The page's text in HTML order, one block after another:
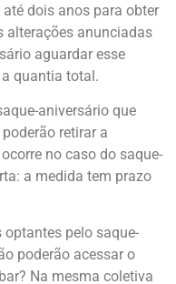
dois anos para obter
alterações anunciadas
aguardar esse
quantia total.
aniversário que
retirar a
no caso do saque-
a medida tem prazo
optantes pelo saque-
poderão acessar o
Na mesma coletiva